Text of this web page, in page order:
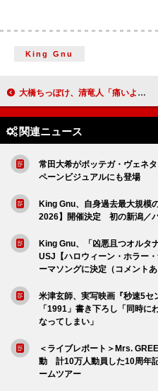
King Gnu
大橋ちっぽけ、清竜人「痛いよ」カバー含むアコースティックEP『Youth』配信リリース
関連ニュース
常田大希がボッテガ・ヴェネ
ペーンビジュアルにも登場
King Gnu、自身過去最大規模
2026】開催決定 初の新潟／
King Gnu、「凶悪且つオルタ
USJ【ハロウィーン・ホラー
ーマソングに決定（コメントあ
米津玄師、実写映画『秒速5セ
「1991」書き下ろし「同時に
なってしまい」
＜ライブレポート＞Mrs.
動 計10万人動員した10周年
ームツアー